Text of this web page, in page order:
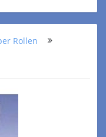
Rollen